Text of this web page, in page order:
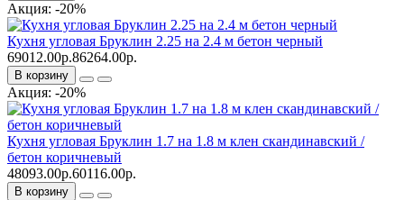
Акция: -20%
Кухня угловая Бруклин 2.25 на 2.4 м бетон черный
69012.00р.86264.00р.
В корзину
Акция: -20%
Кухня угловая Бруклин 1.7 на 1.8 м клен скандинавский /
бетон коричневый
48093.00р.60116.00р.
В корзину